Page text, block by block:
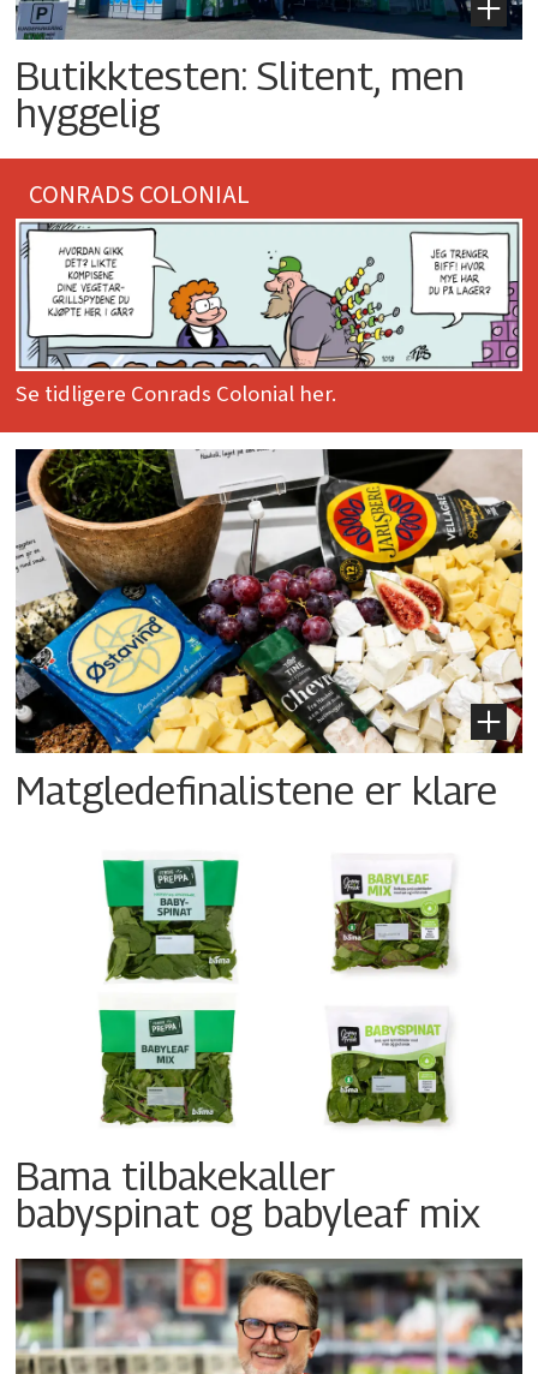
Butikktesten: Slitent, men
hyggelig
CONRADS COLONIAL
Se tidligere Conrads Colonial her.
Matgledefinalistene er klare
Bama tilbakekaller
babyspinat og babyleaf mix